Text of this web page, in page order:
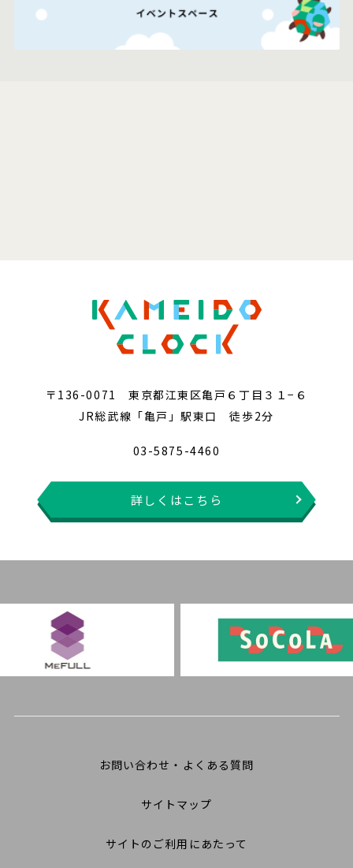
〒136-0071 東京都江東区亀戸６丁目３１−６
JR総武線「亀戸」駅東口 徒歩2分
03-5875-4460
詳しくはこちら
お問い合わせ・よくある質問
サイトマップ
サイトのご利用にあたって